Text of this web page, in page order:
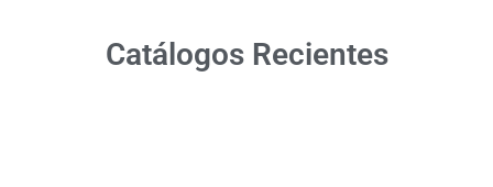
Catálogos Recientes